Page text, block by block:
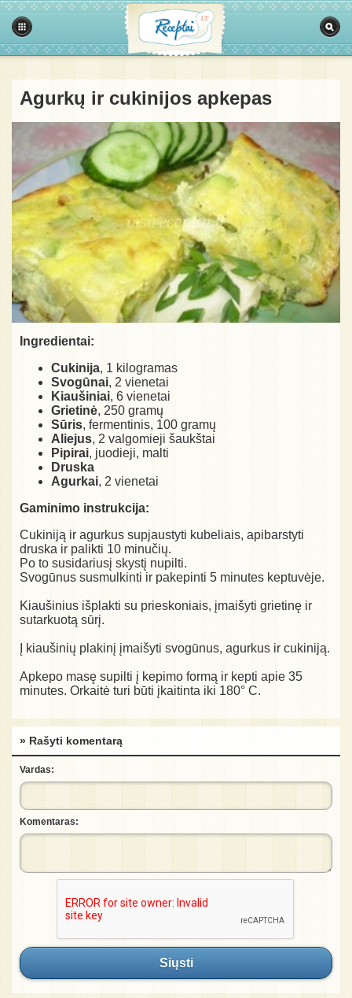
Agurkų ir cukinijos apkepas
Ingredientai:
Cukinija, 1 kilogramas
Svogūnai, 2 vienetai
Kiaušiniai, 6 vienetai
Grietinė, 250 gramų
Sūris, fermentinis, 100 gramų
Aliejus, 2 valgomieji šaukštai
Pipirai, juodieji, malti
Druska
Agurkai, 2 vienetai
Gaminimo instrukcija:
Cukiniją ir agurkus supjaustyti kubeliais, apibarstyti
druska ir palikti 10 minučių.
Po to susidariusį skystį nupilti.
Svogūnus susmulkinti ir pakepinti 5 minutes keptuvėje.
Kiaušinius išplakti su prieskoniais, įmaišyti grietinę ir
sutarkuotą sūrį.
Į kiaušinių plakinį įmaišyti svogūnus, agurkus ir cukiniją.
Apkepo masę supilti į kepimo formą ir kepti apie 35
minutes. Orkaitė turi būti įkaitinta iki 180° C.
» Rašyti komentarą
Vardas:
Komentaras:
Siųsti